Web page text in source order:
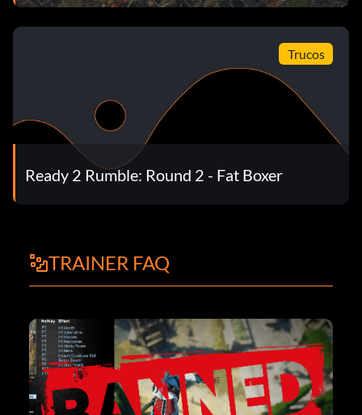
Trucos
Ready 2 Rumble: Round 2 - Fat Boxer
TRAINER FAQ